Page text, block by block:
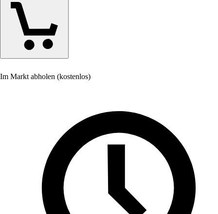
Im Markt abholen (kostenlos)